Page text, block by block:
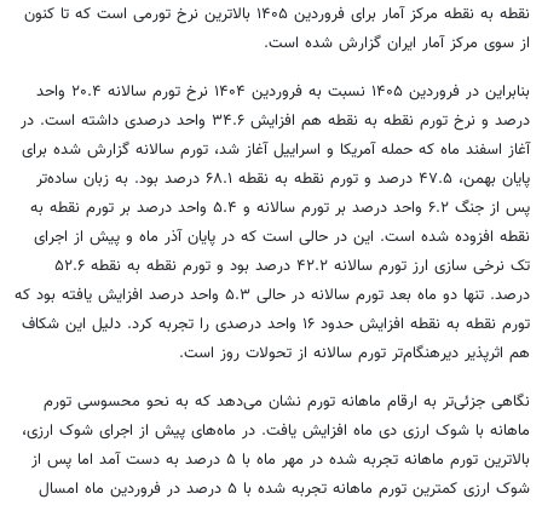
نقطه به نقطه مرکز آمار برای فروردین ۱۴۰۵ بالاترین نرخ تورمی است که تا کنون
از سوی مرکز آمار ایران گزارش شده است.
بنابراین در فروردین ۱۴۰۵ نسبت به فروردین ۱۴۰۴ نرخ تورم سالانه ۲۰.۴ واحد
درصد و نرخ تورم نقطه به نقطه هم افزایش ۳۴.۶ واحد درصدی داشته است. در
آغاز اسفند ماه که حمله آمریکا و اسراییل آغاز شد، تورم سالانه گزارش شده برای
پایان بهمن، ۴۷.۵ درصد و تورم نقطه به نقطه ۶۸.۱ درصد بود. به زبان ساده‌تر
پس از جنگ ۶.۲ واحد درصد بر تورم سالانه و ۵.۴ واحد درصد بر تورم نقطه به
نقطه افزوده شده است. این در حالی است که در پایان آذر ماه و پیش از اجرای
تک نرخی سازی ارز تورم سالانه ۴۲.۲ درصد بود و تورم نقطه به نقطه ۵۲.۶
درصد. تنها دو ماه بعد تورم سالانه در حالی ۵.۳ واحد درصد افزایش یافته بود که
تورم نقطه به نقطه افزایش حدود ۱۶ واحد درصدی را تجربه کرد. دلیل این شکاف
هم اثرپذیر دیرهنگام‌تر تورم سالانه از تحولات روز است.
نگاهی جزئی‌تر به ارقام ماهانه تورم نشان می‌دهد که به نحو محسوسی تورم
ماهانه با شوک ارزی دی ماه افزایش یافت. در ماه‌های پیش از اجرای شوک ارزی،
بالاترین تورم ماهانه تجربه شده در مهر ماه با ۵ درصد به دست آمد اما پس از
شوک ارزی کمترین تورم ماهانه تجربه شده با ۵ درصد در فروردین ماه امسال